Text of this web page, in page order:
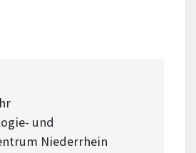
und
Niederrhein